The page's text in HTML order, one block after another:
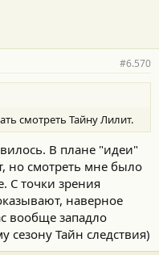
#6.570
смотреть Тайну Лилит.
В плане "идеи"
но смотреть мне было
С точки зрения
наверное
вообще западло
сезону Тайн следствия)